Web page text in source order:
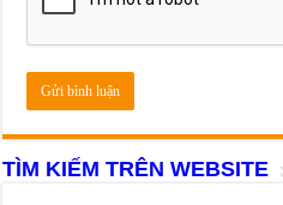
TÌM KIẾM TRÊN WEBSITE